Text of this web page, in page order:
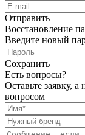
Отправить
Восстановление
Введите новый
Сохранить
Есть вопросы?
Оставьте заявку,
вопросом